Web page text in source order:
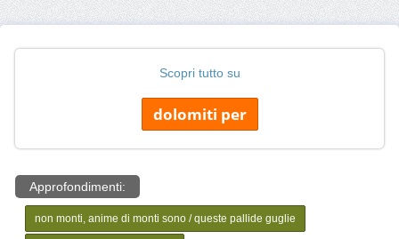
Scopri tutto su
dolomiti per
Approfondimenti:
non monti, anime di monti sono / queste pallide guglie